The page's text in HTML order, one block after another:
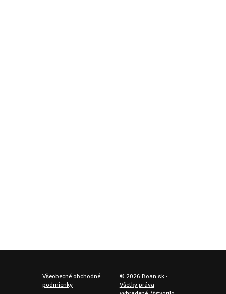
Všeobecné obchodné
podmienky
© 2026 Boan.sk -
Všetky práva